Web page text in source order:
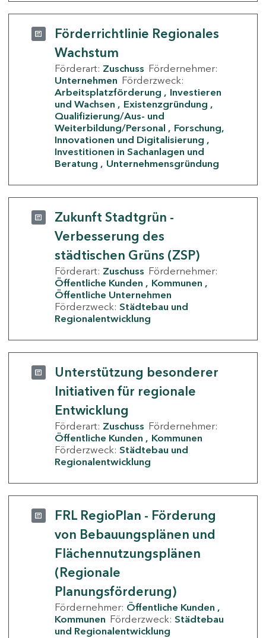
Förderrichtlinie Regionales
Wachstum
Förderart: Zuschuss Fördernehmer:
Unternehmen Förderzweck:
Arbeitsplatzförderung
Investieren
und Wachsen
Existenzgründung
Qualifizierung/Aus- und
Weiterbildung/Personal
Forschung,
Innovationen und Digitalisierung
Investitionen in Sachanlagen und
Beratung
Unternehmensgründung
Zukunft Stadtgrün -
Verbesserung des
städtischen Grüns (ZSP)
Förderart: Zuschuss Fördernehmer:
Öffentliche Kunden
Kommunen
Öffentliche Unternehmen
Förderzweck: Städtebau und
Regionalentwicklung
Unterstützung besonderer
Initiativen für regionale
Entwicklung
Förderart: Zuschuss Fördernehmer:
Öffentliche Kunden
Kommunen
Förderzweck: Städtebau und
Regionalentwicklung
FRL RegioPlan - Förderung
von Bebauungsplänen und
Flächennutzungsplänen
(Regionale
Planungsförderung)
Fördernehmer: Öffentliche Kunden
Kommunen Förderzweck: Städtebau
und Regionalentwicklung